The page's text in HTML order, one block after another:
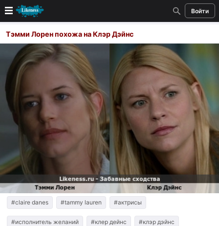
Войти
Новые
Лучшие
Голосование
Кандидаты
Случайное сходство 👍
Создать сходство
Для публикации необходима авторизация
Поиск
Тэмми Лорен похожа на Клэр Дэйнс
#claire danes #tammy lauren #актрисы
#исполнитель желаний #клер дейнс #клэр дэйнс